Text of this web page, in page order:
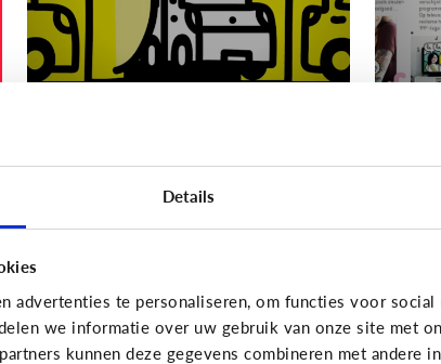
Details
advertenties te personaliseren, om functies voor social
we informatie over uw gebruik van onze site met
kunnen deze gegevens combineren met andere
Game jezelf
reclamewijs